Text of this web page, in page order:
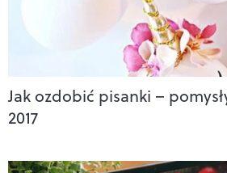
Jak ozdobić pisanki –
2017